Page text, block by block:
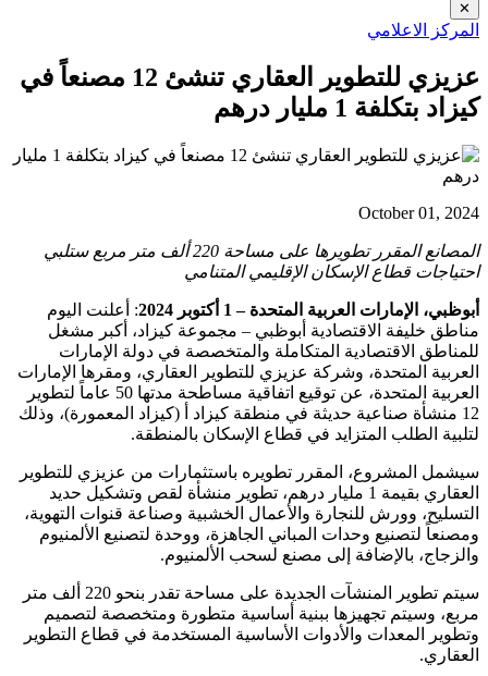
الاعلامي
عزيزي للتطوير العقاري تنشئ 12 مصنعاً في
بتكلفة 1 مليار درهم
October 01,
المصانع المقرر تطويرها على مساحة 220 ألف متر مربع ستلبي
قطاع الإسكان الإقليمي المتنامي
الإمارات العربية المتحدة – 1 أكتوبر 2024
: أعلنت اليوم
خليفة الاقتصادية أبوظبي – مجموعة كيزاد، أكبر مشغل
الاقتصادية المتكاملة والمتخصصة في دولة الإمارات
المتحدة، وشركة عزيزي للتطوير العقاري، ومقرها الإمارات
العربية المتحدة، عن توقيع اتفاقية مساطحة مدتها 50 عاماً لتطوير
12 منشأة صناعية حديثة في منطقة كيزاد أ (كيزاد المعمورة)، وذلك
الطلب المتزايد في قطاع الإسكان بالمنطقة.
المشروع، المقرر تطويره باستثمارات من عزيزي للتطوير
العقاري بقيمة 1 مليار درهم، تطوير منشأة لقص وتشكيل حديد
وورش للنجارة والأعمال الخشبية وصناعة قنوات التهوية،
لتصنيع وحدات المباني الجاهزة، ووحدة لتصنيع الألمنيوم
بالإضافة إلى مصنع لسحب الألمنيوم.
سيتم تطوير المنشآت الجديدة على مساحة تقدر بنحو 220 ألف متر
وسيتم تجهيزها ببنية أساسية متطورة ومتخصصة لتصميم
المعدات والأدوات الأساسية المستخدمة في قطاع التطوير